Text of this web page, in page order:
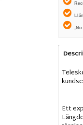
Ett